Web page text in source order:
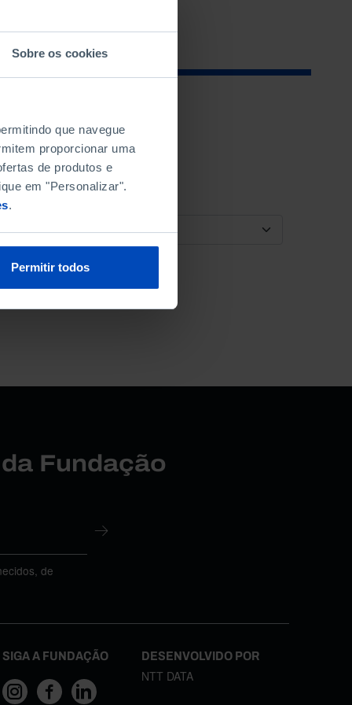
Sobre os cookies
que navegue
proporcionar uma
de produtos e
em "Personalizar".
.
Permitir todos
ORDENAR POR
Fundação
de
SIGA A FUNDAÇÃO DESENVOLVIDO POR
NTT DATA